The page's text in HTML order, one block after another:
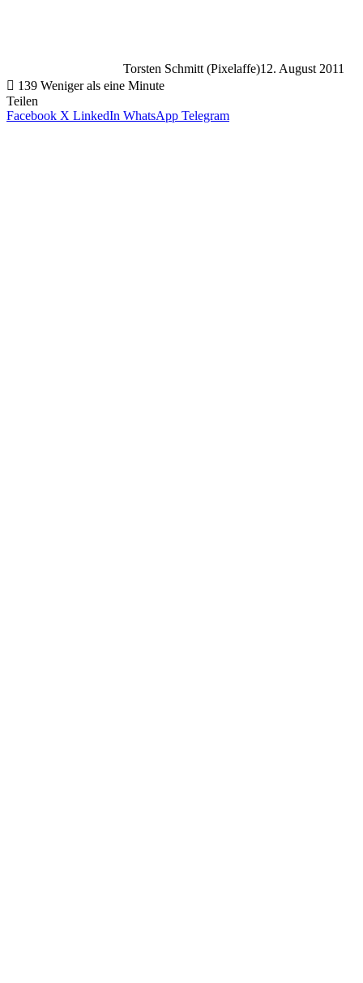
Torsten Schmitt (Pixelaffe)12. August 2011
139 Weniger als eine Minute
Teilen
Facebook X LinkedIn WhatsApp Telegram